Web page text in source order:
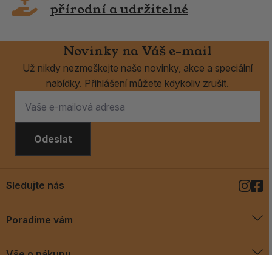
přírodní a udržitelné
Novinky na Váš e-mail
Už nikdy nezmeškejte naše novinky, akce a speciální
nabídky. Přihlášení můžete kdykoliv zrušit.
Odeslat
Poradíme vám
Sledujte nás